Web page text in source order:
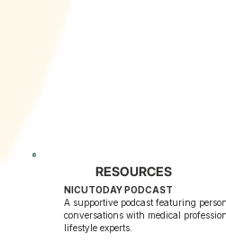
RESOURCES
NICUTODAY PODCAST
A supportive podcast featuring
conversations with medical
lifestyle experts.